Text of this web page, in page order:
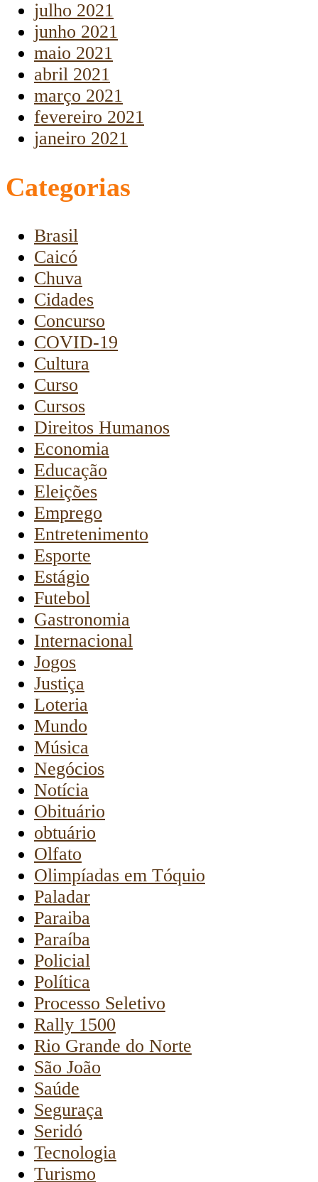
julho 2021
junho 2021
maio 2021
abril 2021
março 2021
fevereiro 2021
janeiro 2021
Categorias
Brasil
Caicó
Chuva
Cidades
Concurso
COVID-19
Cultura
Curso
Cursos
Direitos Humanos
Economia
Educação
Eleições
Emprego
Entretenimento
Esporte
Estágio
Futebol
Gastronomia
Internacional
Jogos
Justiça
Loteria
Mundo
Música
Negócios
Notícia
Obituário
obtuário
Olfato
Olimpíadas em Tóquio
Paladar
Paraiba
Paraíba
Policial
Política
Processo Seletivo
Rally 1500
Rio Grande do Norte
São João
Saúde
Seguraça
Seridó
Tecnologia
Turismo